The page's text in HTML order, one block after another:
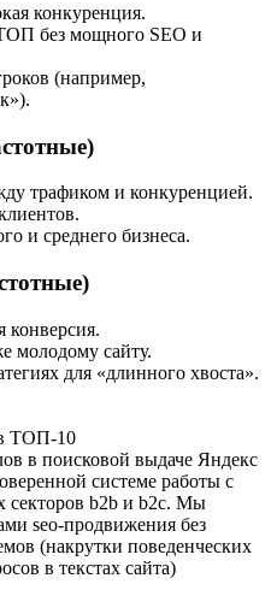
конкуренция.
без мощного SEO и
(например,
трафиком и конкуренцией.
и среднего бизнеса.
конверсия.
молодому сайту.
для «длинного хвоста».
ТОП-10
в поисковой выдаче Яндекс
системе работы с
секторов b2b и b2c. Мы
seo-продвижения без
(накрутки поведенческих
в текстах сайта)